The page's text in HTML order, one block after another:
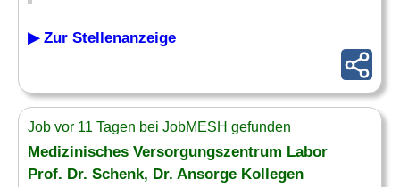
▶ Zur Stellenanzeige
Job vor 11 Tagen bei JobMESH gefunden
Medizinisches Versorgungszentrum Labor
Prof. Dr. Schenk, Dr. Ansorge Kollegen